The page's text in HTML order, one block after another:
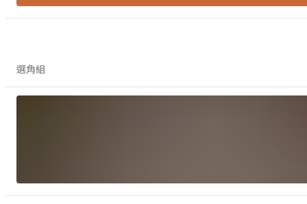
選角組